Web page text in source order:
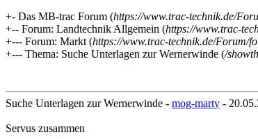
+- Das MB-trac Forum (https://www.trac-technik.de/
+-- Forum: Landtechnik Allgemein (https://www.trac-
+--- Forum: Markt (https://www.trac-technik.de/Forum/
+--- Thema: Suche Unterlagen zur Wernerwinde (/
Suche Unterlagen zur Wernerwinde - mog-marty -
Servus zusammen